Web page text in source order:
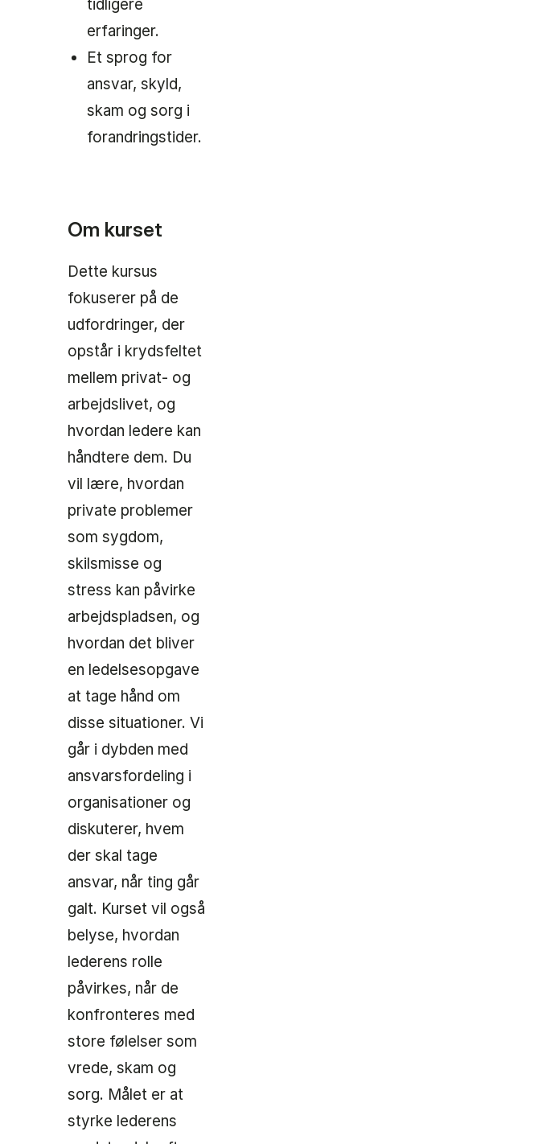
tidligere
erfaringer.
Et sprog for
ansvar, skyld,
skam og sorg i
forandringstider.
Om kurset
Dette kursus
fokuserer på de
udfordringer, der
opstår i krydsfeltet
mellem privat- og
arbejdslivet, og
hvordan ledere kan
håndtere dem. Du
vil lære, hvordan
private problemer
som sygdom,
skilsmisse og
stress kan påvirke
arbejdspladsen, og
hvordan det bliver
en ledelsesopgave
at tage hånd om
disse situationer. Vi
går i dybden med
ansvarsfordeling i
organisationer og
diskuterer, hvem
der skal tage
ansvar, når ting går
galt. Kurset vil også
belyse, hvordan
lederens rolle
påvirkes, når de
konfronteres med
store følelser som
vrede, skam og
sorg. Målet er at
styrke lederens